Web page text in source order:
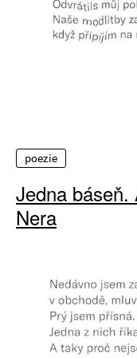
poezie
Jedna
Nera